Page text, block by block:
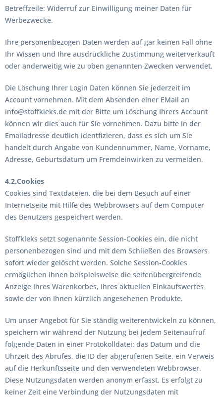
Betreffzeile: Widerruf zur Einwilligung meiner Daten für
Werbezwecke.
Ihre personenbezogen Daten werden auf gar keinen Fall ohne
Ihr Wissen und Ihre ausdrückliche Zustimmung weiterverkauft
oder anderweitig wie zu oben genannten Zwecken verwendet.
Die Löschung Ihrer Login Daten können Sie jederzeit im
Account vornehmen. Mit dem Absenden einer EMail an
info@stoffkleks.de mit der Bitte um Löschung Ihrers Account
können wir dies auch für Sie vornehmen. Dazu bitte in der
Emailadresse deutlich identfizieren, dass es sich um Sie
handelt durch Angabe von Kundennummer, Name, Vorname,
Adresse, Geburtsdatum um Fremdeinwirken zu vermeiden.
4.2.Cookies
Cookies sind Textdateien, die bei dem Besuch auf einer
Internetseite mit Hilfe des Webbrowsers auf dem Computer
des Benutzers gespeichert werden.
Stoffkleks setzt sogenannte Session-Cookies ein, die nicht
personenbezogen sind und mit dem Schließen des Browsers
sofort wieder gelöscht werden. Solche Session-Cookies
ermöglichen Ihnen beispielsweise die seitenübergreifende
Anzeige Ihres Warenkorbes, Ihres aktuellen Einkaufswertes
sowie der von Ihnen kürzlich angesehenen Produkte.
Um unser Angebot für Sie ständig weiterentwickeln zu können,
speichern wir während der Nutzung bei jedem Seitenaufruf
folgende Daten in einer Protokolldatei: das Datum und die
Uhrzeit des Abrufes, die ID der abgerufenen Seite, ein Verweis
auf die Herkunftsseite und den verwendeten Webbrowser.
Diese Nutzungsdaten werden anonym erfasst. Es erfolgt zu
keiner Zeit eine Verbindung der Nutzungsdaten mit